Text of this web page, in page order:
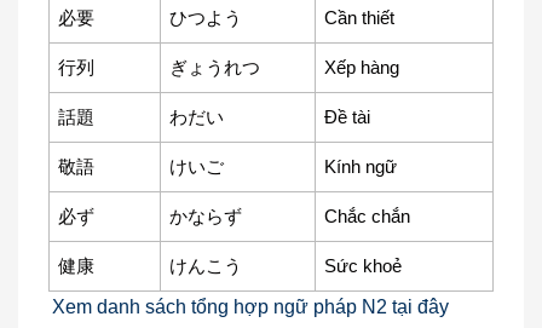
必要 ひつよう Cần thiết
行列 ぎょうれつ Xếp hàng
話題 わだい Đề tài
敬語 けいご Kính ngữ
必ず かならず Chắc chắn
健康 けんこう
Sức khoẻ
Xem danh sách tổng hợp ngữ pháp N2 tại đây